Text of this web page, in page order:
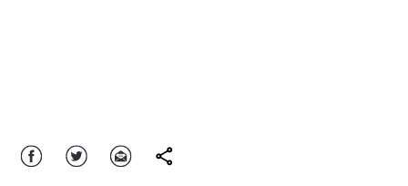
Facebook Twitter Correo comparte